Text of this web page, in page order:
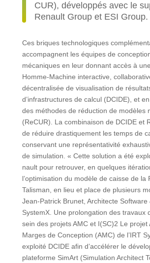
CUR), développés avec le
Renault Group et ESI Group.
Ces briques technologiques
accompagnent les équipes de
mécaniques en leur donnant accès à
Homme-Machine interactive,
décentralisée de visualisation de
d’infrastructures de calcul (DCIDE), et
des méthodes de réduction de modèles
(ReCUR). La combinaison de DCIDE et
de réduire drastiquement les temps de
conservant une représentativité
de simulation. « Cette solution a été
nault pour retrouver, en quelques
l’optimisation du modèle de caisse de la
Talisman, en lieu et place de plusieurs
Jean-Patrick Brunet, Architecte Software
SystemX. Une prolongation des travaux
sein des projets AMC et I(SC)2 Le projet
Marges de Conception (AMC) de l’IRT
exploité DCIDE afin d’accélérer le
plateforme SimArt (Simulation Architect